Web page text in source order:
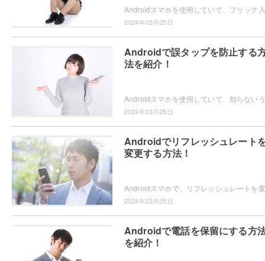
2024年03月25日
Androidで誤タップを防止する
法を紹介！
2024年03月25日
Androidでリフレッシュレート
変更する方法！
2024年03月25日
Androidで電話を保留にする方
を紹介！